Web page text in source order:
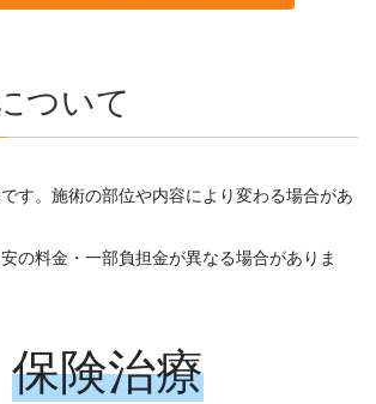
ついて
す。施術の部位や内容により変わる場合があ
の料金・一部負担金が異なる場合がありま
保険治療